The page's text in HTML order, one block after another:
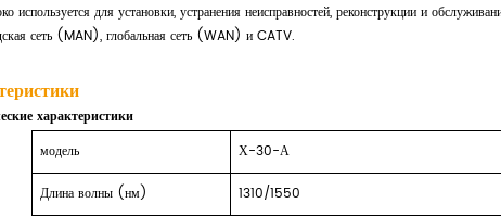
используется для установки, устранения неисправностей, реконструкции и
сеть (MAN), глобальная сеть (WAN) и CATV.
характеристики
модель
Х-30-А
Длина волны (нм) 1310/1550